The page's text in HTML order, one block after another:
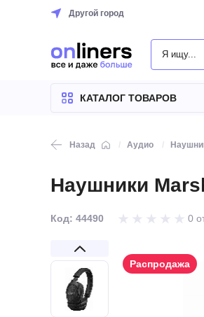
Другой город
КАТАЛОГ ТОВАРОВ
Назад Аудио
Наушники
Код: 44490 0
Распродажа